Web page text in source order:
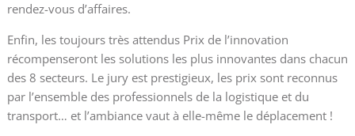
rendez-vous d’affaires.
Enfin, les toujours très attendus Prix de l’innovation
récompenseront les solutions les plus innovantes dans chacun
des 8 secteurs. Le jury est prestigieux, les prix sont reconnus
par l’ensemble des professionnels de la logistique et du
transport… et l’ambiance vaut à elle-même le déplacement !